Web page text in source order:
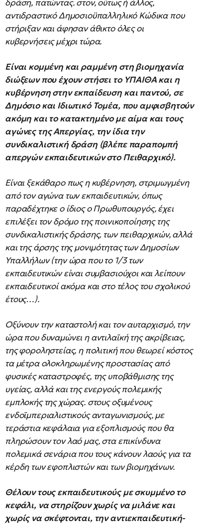
δράση, πατώντας. στον, ούτως ή άλλος,
αντιδραστικό Δημοσιοϋπαλληλικό Κώδικα που
στήριξαν και άφησαν άθικτο όλες οι
κυβερνήσεις μέχρι τώρα.
Είναι κομμένη και ραμμένη στη βιομηχανία
διώξεων που έχουν στήσει το ΥΠΑΙΘΑ και η
κυβέρνηση στην εκπαίδευση και παντού, σε
Δημόσιο και Ιδιωτικό Τομέα, που αμφισβητούν
ακόμη και το κατακτημένο με αίμα και τους
αγώνες της Απεργίας, την ίδια την
συνδικαλιστική δράση (βλέπε παραπομπή
απεργών εκπαιδευτικών στο Πειθαρχικό).
Είναι ξεκάθαρο πως η κυβέρνηση, στριμωγμένη
από τον αγώνα των εκπαιδευτικών, όπως
παραδέχτηκε ο ίδιος ο Πρωθυπουργός, έχει
επιλέξει τον δρόμο της ποινικοποίησης της
συνδικαλιστικής δράσης, των πειθαρχικών, αλλά
και της άρσης της μονιμότητας των Δημοσίων
Υπαλλήλων (την ώρα που το 1/3 των
εκπαιδευτικών είναι συμβασιούχοι και λείπουν
εκπαιδευτικοί ακόμα και στο τέλος του σχολικού
έτους…).
Οξύνουν την καταστολή και τον αυταρχισμό, την
ώρα που δυναμώνει η αντιλαϊκή της ακρίβειας,
της φοροληστείας, η πολιτική που θεωρεί κόστος
τα μέτρα ολοκληρωμένης προστασίας από
φυσικές καταστροφές, της υποβάθμισης της
υγείας, αλλά και της ενεργούς πολεμικής
εμπλοκής της χώρας. στους οξυμένους
ενδοϊμπεριαλιστικούς ανταγωνισμούς, με
τεράστια κεφάλαια για εξοπλισμούς που θα
πληρώσουν τον λαό μας, στα επικίνδυνα
πολεμικά σενάρια που τους κάνουν λαούς για τα
κέρδη των εφοπλιστών και των βιομηχάνων.
Θέλουν τους εκπαιδευτικούς με σκυμμένο το
κεφάλι, να στηρίζουν χωρίς να μιλάνε και
χωρίς να σκέφτονται, την αντιεκπαιδευτική-